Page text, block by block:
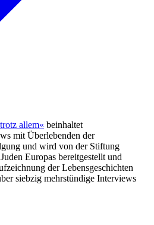
allem« beinhaltet
mit Überlebenden der
und wird von der Stiftung
Europas bereitgestellt und
der Lebensgeschichten
siebzig mehrstündige Interviews